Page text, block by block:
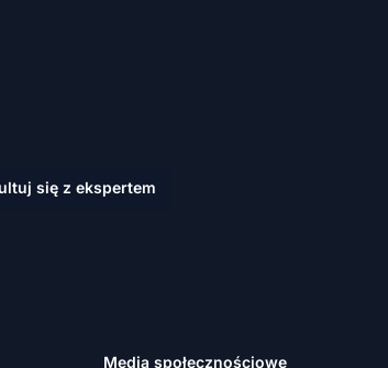
się z ekspertem
Media społecznościowe